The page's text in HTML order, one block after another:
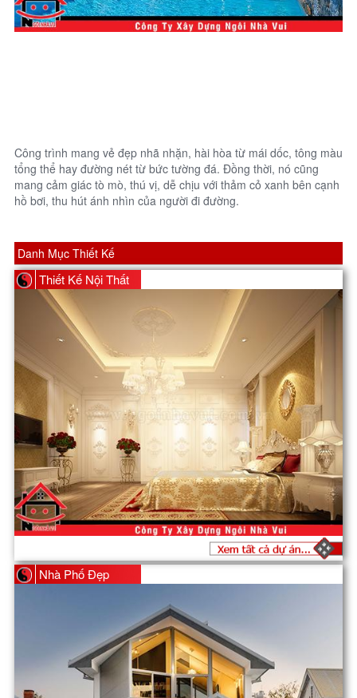
Công trình mang vẻ đẹp nhã nhặn, hài hòa từ mái dốc, tông màu
tổng thể hay đường nét từ bức tường đá. Đồng thời, nó cũng
mang cảm giác tò mò, thú vị, dễ chịu với thảm cỏ xanh bên cạnh
hồ bơi, thu hút ánh nhìn của người đi đường.
Danh Mục Thiết Kế
Thiết Kế Nội Thất
Nhà Phố Đẹp